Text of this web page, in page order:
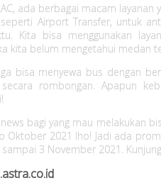
ada berbagai macam
Airport Transfer, untuk
Kita bisa menggunakan
kita belum mengetahui medan
bisa menyewa bus dengan
rombongan. Apapun
bagi yang mau melakukan
Oktober 2021 lho! Jadi ada
3 November 2021.